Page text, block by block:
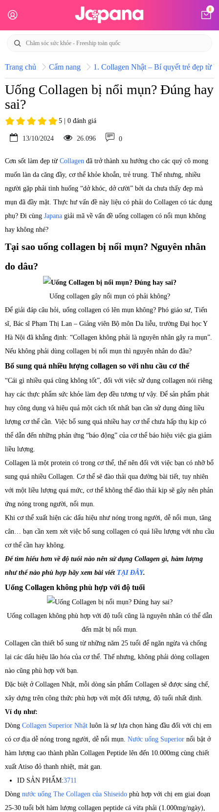
0
Trang chủ Cẩm nang 1. Collagen Nhật – Bí quyết trẻ đẹp từ
Uống Collagen bị nổi mụn? Đúng hay
sai?
5 | 0 đánh giá
13/10/2024 26.096 0
Cơn sốt làm đẹp từ Collagen đã trở thành xu hướng cho các quý cô mong
muốn làn da căng đầy, cơ thể khỏe khoắn, trẻ trung. Thế nhưng, nhiều
người gặp phải tình huống “dở khóc, dở cười” bởi da chưa thấy đẹp mà
mụn đã đầy mặt. Thực hư vấn đề này liệu có phải do Collagen có tác dụng
phụ? Đi cùng Japana giải mã về vấn đề uống collagen có nổi mụn không
hay không nhé?
Tại sao uống collagen bị nổi mụn? Nguyên nhân
do dâu?
Uống collagen gây nổi mụn có phải không?
Để giải đáp câu hỏi, uống collagen có lên mụn không? Phó giáo sư, Tiến
sĩ, Bác sĩ Phạm Thị Lan – Giảng viên Bộ môn Da liễu, trường Đại học Y
Hà Nội đã khẳng định: “Collagen không phải là nguyên nhân gây ra mụn”.
Nếu không phải dùng collagen bị nổi mụn thì nguyên nhân do đâu?
Bổ sung quá nhiều lượng collagen so với nhu cầu cơ thể
“Cái gì nhiều quá cũng không tốt”, đối với việc sử dụng collagen nói riêng
hay các thực phẩm sức khỏe làm đẹp đều tương tự vậy. Để sản phẩm phát
huy công dụng và hiệu quả một cách tốt nhất bạn cần sử dụng đúng liều
lượng cơ thể cần. Việc bổ sung quá nhiều hay cơ thể chưa hấp thụ kịp có
thể dẫn đến những phản ứng “báo động” của cơ thể báo hiệu việc gia giảm
liều lượng.
Collagen là một protein có trong cơ thể, thế nên đối với việc bạn có nhỡ bổ
sung quá nhiều Collagen. Cơ thể sẽ đào thải qua đường bài tiết, tuy nhiên
với một liều lượng quá mức, cơ thể không thể đào thải kịp sẽ gây nên phản
ứng nóng trong người, nổi mụn.
Khi cơ thể xuất hiện các dấu hiệu như nóng trong người, dễ nổi mụn, tăng
cân… bạn cần xem xét việc bổ sung collagen có quá liều lượng với nhu cầu
cơ thể cần hay không.
Để tìm hiểu hơn về độ tuổi nào nên sử dụng Collagen gì, hàm lượng
như thế nào phù hợp hãy xem bài viết TẠI ĐÂY.
Uống Collagen không phù hợp với độ tuổi
Uống collagen không phù hợp với độ tuổi cũng là nguyên nhân có thể dẫn
đến mặt bị nổi mụn.
Collagen cần thiết bổ sung từ những năm 25 tuổi để ngăn ngừa và chống
lại các dấu hiệu lão hóa của cơ thể. Thế nhưng, không phải dòng collagen
nào cũng phù hợp với bạn.
Đặc biệt ở Collagen Nhật, mỗi dòng sản phẩm Collagen sẽ được sáng chế,
xây dựng trên công thức phù hợp với một đối tượng, độ tuổi nhất định.
Ví dụ như:
Dòng Collagen Superior Nhật luôn là sự lựa chọn hàng đầu đối với chị em
có cơ địa dễ nóng trong người, dễ nổi mụn. Nước uống Superior nổi bật ở
hàm lượng cao thành phần Collagen Peptide lên đến 10.000mg cùng chiết
xuất Atiso đỏ thanh nhiệt, mát gan.
ID SẢN PHẨM:3711
Dòng nước uống The Collagen của Shiseido phù hợp với chị em giai đoạn
25-30 tuổi bởi hàm lượng collagen peptide cá vừa phải (1.000mg/ngày),